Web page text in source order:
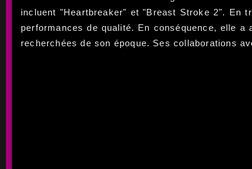
incluent "Heartbreaker" et "Breast Stroke 2". En
performances de qualité. En conséquence, elle
recherchées de son époque. Ses collaborations